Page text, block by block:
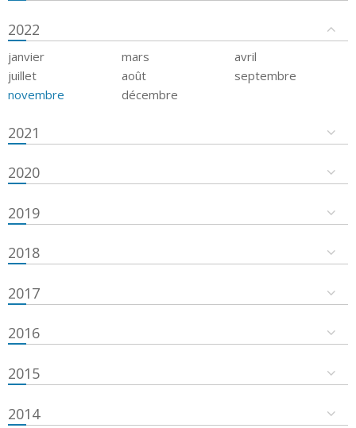
2022
janvier mars
avril
juillet
août
septembre
novembre
décembre
2021
2020
2019
2018
2017
2016
2015
2014